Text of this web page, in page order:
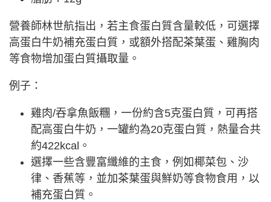
營養師林世航指出，若主食蛋白質含量較低，可選擇
高蛋白牛奶補充蛋白質，或額外搭配茶葉蛋、雞胸肉
等食物增加蛋白質攝取量。
例子：
雞肉/吞拿魚飯糰，一份約含5克蛋白質，可再搭
配高蛋白牛奶，一罐約為20克蛋白質，熱量合共
約422kcal。
選擇一些含豐富纖維的主食，例如椰菜包、沙
律、香蕉等，並加茶葉蛋與鮮奶等食物食用，以
補充蛋白質。